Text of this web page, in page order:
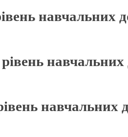
навчальних
навчальних